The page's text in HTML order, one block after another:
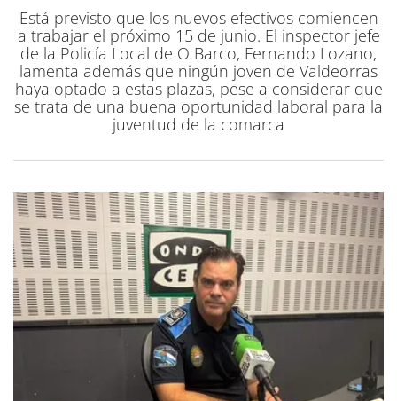
Está previsto que los nuevos efectivos comiencen
a trabajar el próximo 15 de junio. El inspector jefe
de la Policía Local de O Barco, Fernando Lozano,
lamenta además que ningún joven de Valdeorras
haya optado a estas plazas, pese a considerar que
se trata de una buena oportunidad laboral para la
juventud de la comarca